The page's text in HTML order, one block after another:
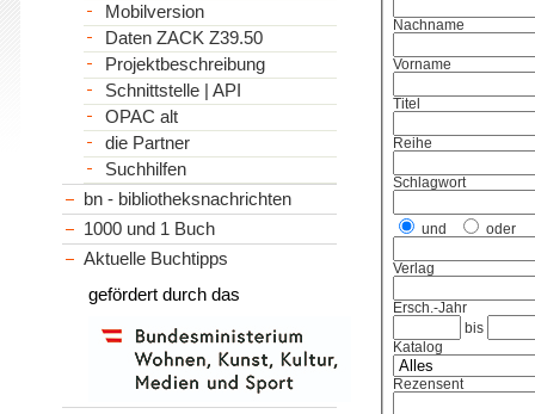
Nachname
Vorname
Titel
Reihe
Schlagwort
und oder
Verlag
Ersch.-Jahr
bis
Katalog
Rezensent
Mobilversion
Daten ZACK Z39.50
Projektbeschreibung
Schnittstelle | API
OPAC alt
die Partner
Suchhilfen
bn - bibliotheksnachrichten
1000 und 1 Buch
Aktuelle Buchtipps
gefördert durch das